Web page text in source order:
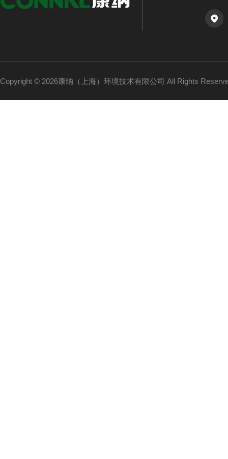
Copyright © 2026康纳（上海）环境技术有限公司 All Rights